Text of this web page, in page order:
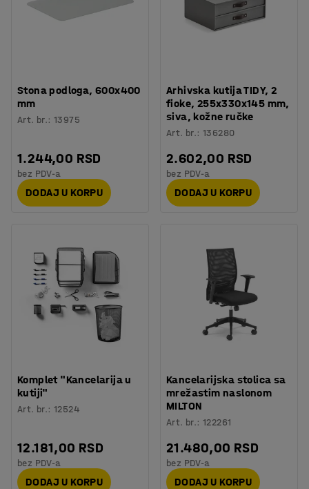
Stona podloga, 600x400
mm
Art. br.:13975
1.244,00 RSD
bez PDV-a
DODAJ U KORPU
Arhivska kutija TIDY, 2
fioke, 255x330x145 mm,
siva, kožne ručke
Art. br.:136280
2.602,00 RSD
bez PDV-a
DODAJ U KORPU
Komplet "Kancelarija u
kutiji"
Art. br.:12524
12.181,00 RSD
bez PDV-a
DODAJ U KORPU
Kancelarijska stolica sa
mrežastim naslonom
MILTON
Art. br.:122261
21.480,00 RSD
bez PDV-a
DODAJ U KORPU